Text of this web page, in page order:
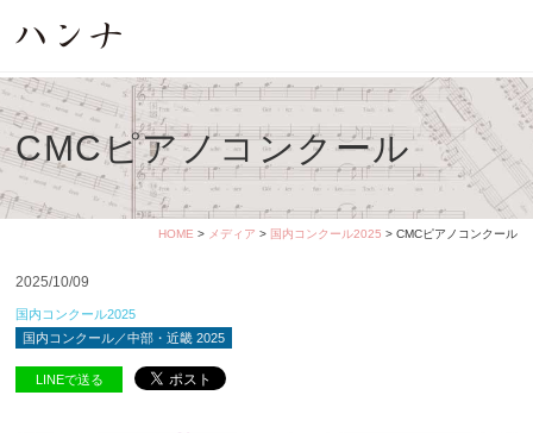
CMCピアノコンクール
HOME > メディア > 国内コンクール2025 > CMCピアノコンクール
2025/10/09
国内コンクール2025
国内コンクール／中部・近畿 2025
LINEで送る